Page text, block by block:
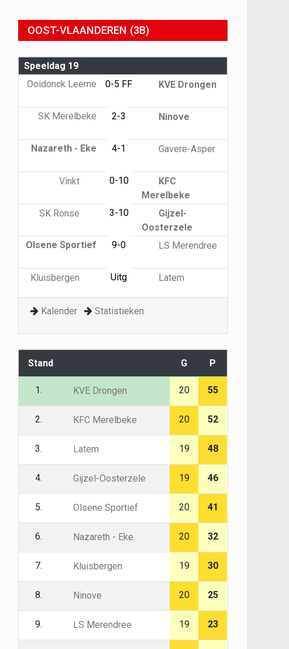
OOST-VLAANDEREN (3B)
Speeldag 19
Ooidonck Leerne
0-5 FF KVE Drongen
SK Merelbeke 2-3 Ninove
Nazareth - Eke 4-1 Gavere-Asper
Vinkt 0-10
KFC
Merelbeke
SK Ronse
3-10
Gijzel-
Oosterzele
Olsene Sportief
9-0 LS Merendree
Kluisbergen Uitg Latem
Kalender Statistieken
Stand G P
1. KVE Drongen 20 55
2. KFC Merelbeke 20 52
3. Latem 19 48
4. Gijzel-Oosterzele 19 46
5. Olsene Sportief 20 41
6. Nazareth - Eke 20 32
7. Kluisbergen 19 30
8. Ninove 20 25
9. LS Merendree 19 23